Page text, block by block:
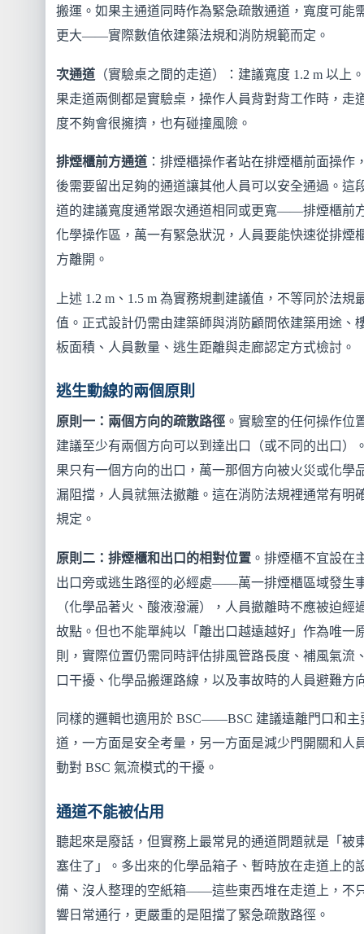
搬運。如果主通道同時作為緊急疏散通道，寬度可能
更大——實際數值依建築法規和消防規範而定。
次通道（實驗桌之間的走道）：建議寬度 1.2 m 以上
果走道兩側都是實驗桌，操作人員背對背工作時，走
度不夠會很擁擠，也有碰撞風險。
排煙櫃前方通道：排煙櫃操作者站在排煙櫃前面操作
後需要留出足夠的通道讓其他人員可以安全通過。這
道的建議寬度通常跟次通道相同或更寬——排煙櫃前
化學操作區，萬一有緊急狀況，人員要能快速從排煙
方離開。
上述 1.2 m、1.5 m 為實務規劃建議值，不等同於法規
值。正式設計仍需由建築師與消防顧問依建築用途、
板面積、人員數量、逃生距離與走廊認定方式檢討。
逃生動線的兩個原則
原則一：兩個方向的疏散路徑。實驗室的任何操作位
建議至少有兩個方向可以到達出口（或不同的出口）
果只有一個方向的出口，萬一那個方向被火災或化學
漏阻擋，人員就無法撤離。這在消防法規裡通常有明
規定。
原則二：排煙櫃和出口的相對位置。排煙櫃不宜設在
出口旁或逃生路徑的必經處——萬一排煙櫃區域發生
（化學品著火、酸液潑灑），人員撤離時不應被迫經
故點。但也不能單純以「離出口越遠越好」作為唯一
則，實際位置仍需同時評估排風管路長度、補風氣流
口干擾、化學品搬運路線，以及事故時的人員避難方
同樣的邏輯也適用於 BSC——BSC 建議遠離門口和主
道，一方面是安全考量，另一方面是減少門開關和人
動對 BSC 氣流模式的干擾。
通道不能被佔用
聽起來是廢話，但實務上最常見的通道問題就是「被
塞住了」。多出來的化學品箱子、暫時放在走道上的
備、沒人整理的空紙箱——這些東西堆在走道上，不
響日常通行，更嚴重的是阻擋了緊急疏散路徑。